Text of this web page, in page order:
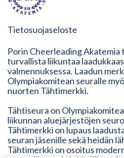
Tietosuojaseloste
Porin Cheerleading Akatemia
turvallista liikuntaa
valmennuksessa. Laadun
Olympiakomitean seuralle
nuorten Tähtimerkki.
Tähtiseura on
liikunnan aluejärjestöjen
Tähtimerkki on lupaus
seuran jäsenille sekä heidän
Tähtimerkki on osoitus